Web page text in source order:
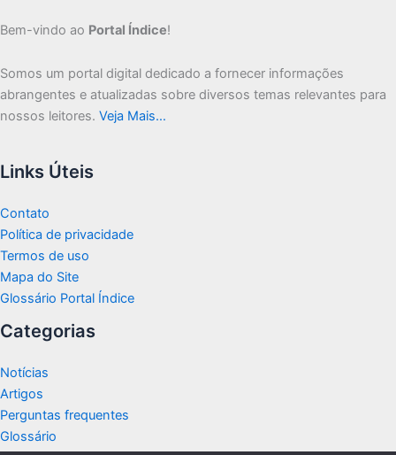
Bem-vindo ao Portal Índice!
Somos um portal digital dedicado a fornecer informações
abrangentes e atualizadas sobre diversos temas relevantes para
nossos leitores. Veja Mais…
Links Úteis
Contato
Política de privacidade
Termos de uso
Mapa do Site
Glossário Portal Índice
Categorias
Notícias
Artigos
Perguntas frequentes
Glossário